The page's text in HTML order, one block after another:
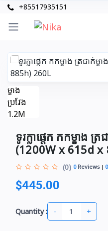
+85517935151
ទូរក្លាផ្តេក កកម្ខាង ត្
(1200W x 615d x
(0) 0Reviews 0
$445.00
Quantity : - +